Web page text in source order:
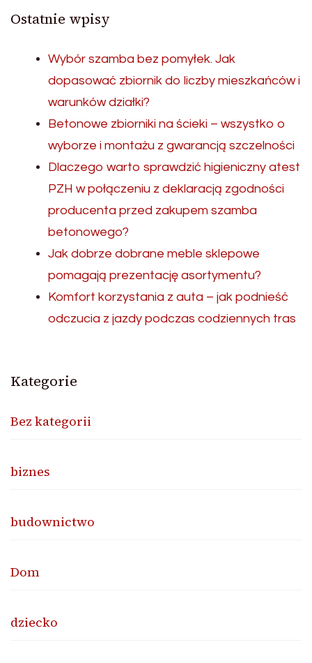
Ostatnie wpisy
Wybór szamba bez pomyłek. Jak
dopasować zbiornik do liczby mieszkańców i
warunków działki?
Betonowe zbiorniki na ścieki – wszystko o
wyborze i montażu z gwarancją szczelności
Dlaczego warto sprawdzić higieniczny atest
PZH w połączeniu z deklaracją zgodności
producenta przed zakupem szamba
betonowego?
Jak dobrze dobrane meble sklepowe
pomagają prezentację asortymentu?
Komfort korzystania z auta – jak podnieść
odczucia z jazdy podczas codziennych tras
Kategorie
Bez kategorii
biznes
budownictwo
Dom
dziecko